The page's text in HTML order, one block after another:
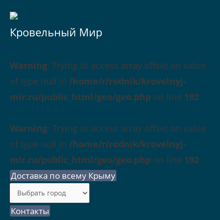
Кровельный Мир
Warning: Trying to access array offset on value
of type null in /home/r/rodnik/krovelnyj-
mir.ru/public_html/geo/geo.php on line 192
Warning: Trying to access array offset on value
of type null in /home/r/rodnik/krovelnyj-
mir.ru/public_html/geo/geo.php on line 192
Доставка по всему Крыму
Контакты